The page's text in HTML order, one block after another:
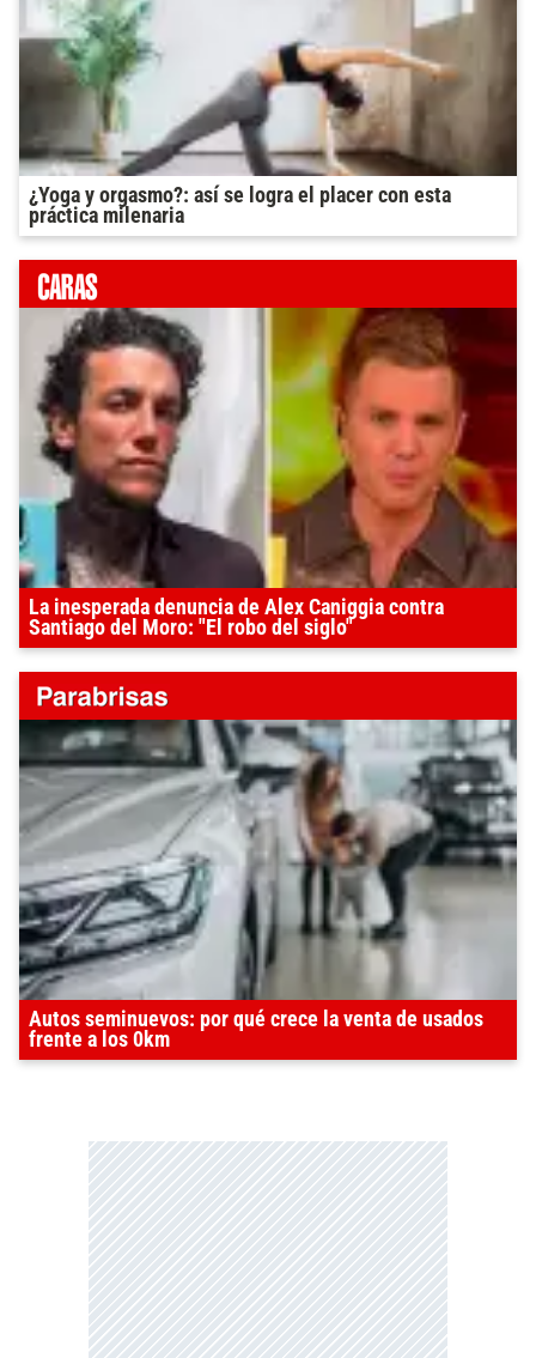
¿Yoga y orgasmo?: así se logra el placer con esta
práctica milenaria
La inesperada denuncia de Alex Caniggia contra
Santiago del Moro: "El robo del siglo"
Autos seminuevos: por qué crece la venta de usados
frente a los 0km